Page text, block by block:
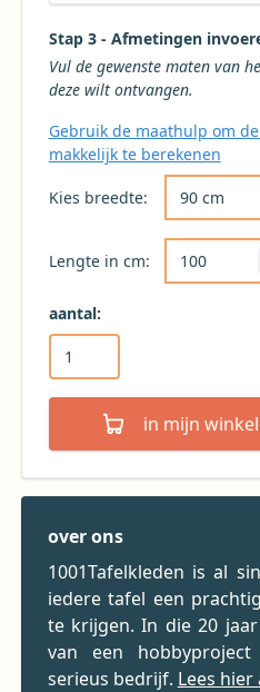
Stap 3 - Afmetingen
Vul de gewenste maten van het het
deze wilt ontvangen.
Gebruik de maathulp om
makkelijk te berekenen
Kies breedte:
Lengte in cm:
aantal:
over ons
1001Tafelkleden is al
iedere tafel een
te krijgen. In die 20
van een
serieus bedrijf. Lees hier